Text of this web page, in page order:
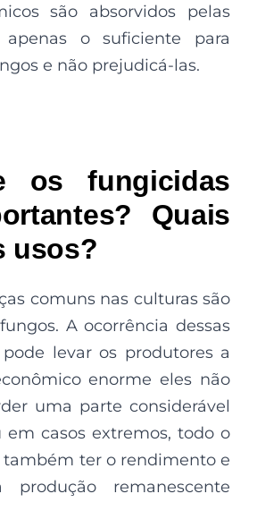
são absorvidos pelas
apenas o suficiente para
e não prejudicá-las.
os fungicidas
Quais
usos?
comuns nas culturas são
A ocorrência dessas
levar os produtores a
enorme eles não
uma parte considerável
em casos extremos, todo o
também ter o rendimento e
produção remanescente